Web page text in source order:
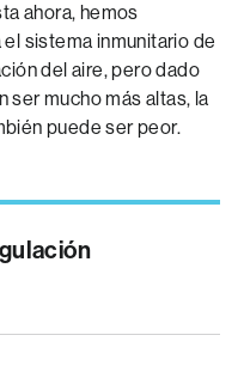
ahora, hemos
sistema inmunitario de
del aire, pero dado
ser mucho más altas, la
puede ser peor.